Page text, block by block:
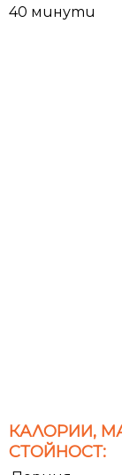
40 минути
КАЛОРИИ,
СТОЙНОСТ: